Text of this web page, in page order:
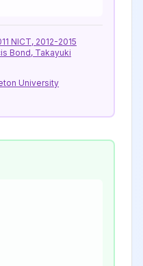
NICT, 2012-2015
Bond, Takayuki
University